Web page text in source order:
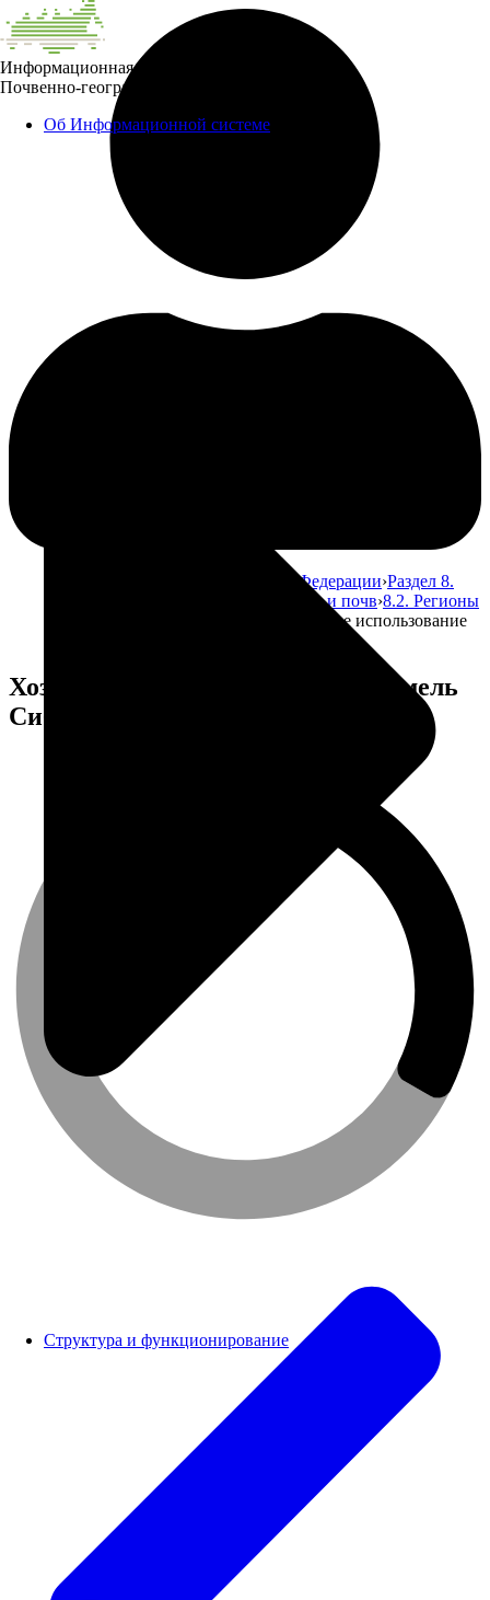
Информационная система
Почвенно-географическая база данных России
Об Информационной системе
Структура и функционирование
Атлас почв Российской Федерации Раздел 8.
Использование земельных ресурсов и почв 8.2. Регионы
Хозяйственное использование
Хозяйственное использование земель
Сибирского федерального округа